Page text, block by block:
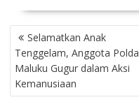
NAVIGASI
POSSelamatkan Anak
Tenggelam, Anggota Polda
Maluku Gugur dalam Aksi
Kemanusiaan